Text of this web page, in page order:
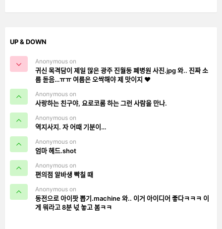
UP & DOWN
Anonymous on
귀신 목격담이 제일 많은 광주 진월동 폐병원 사진.jpg 와.. 진짜 소
름 돋음…ㅠㅠ 여름은 오싹해야 제 맛이지 ❤️
Anonymous on
사랑하는 친구야, 요로코롬 하는 그런 사람을 만나.
Anonymous on
역지사지. 자 어때 기분이…
Anonymous on
엄마 헤드.shot
Anonymous on
편의점 알바생 빡칠 때
Anonymous on
동전으로 아이팟 뽑기.machine 와.. 이거 아이디어 좋다ㅋㅋㅋ 이
게 뭐라고 8분 넋 놓고 봄ㅋㅋ